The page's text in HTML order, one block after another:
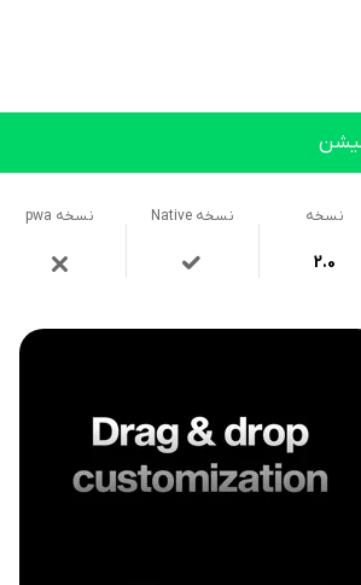
نسخه
2.0
نسخه Native نسخه pwa